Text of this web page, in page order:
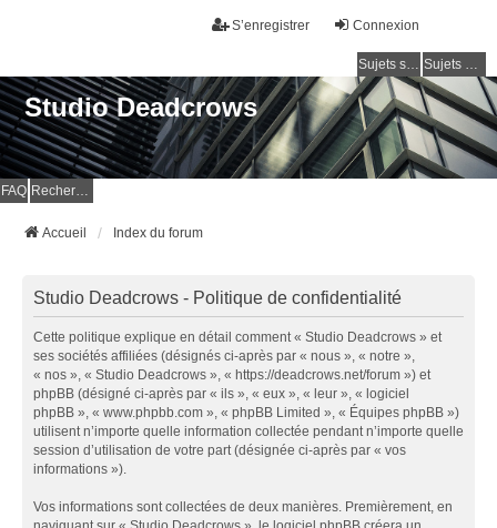
Connexion
S’enregistrer
Sujets sans réponse Sujets actifs
Studio Deadcrows
FAQ Rechercher
Accueil Index du forum
Studio Deadcrows - Politique de confidentialité
Cette politique explique en détail comment « Studio Deadcrows » et
ses sociétés affiliées (désignés ci-après par « nous », « notre »,
« nos », « Studio Deadcrows », « https://deadcrows.net/forum ») et
phpBB (désigné ci-après par « ils », « eux », « leur », « logiciel
phpBB », « www.phpbb.com », « phpBB Limited », « Équipes phpBB »)
utilisent n’importe quelle information collectée pendant n’importe quelle
session d’utilisation de votre part (désignée ci-après par « vos
informations »).
Vos informations sont collectées de deux manières. Premièrement, en